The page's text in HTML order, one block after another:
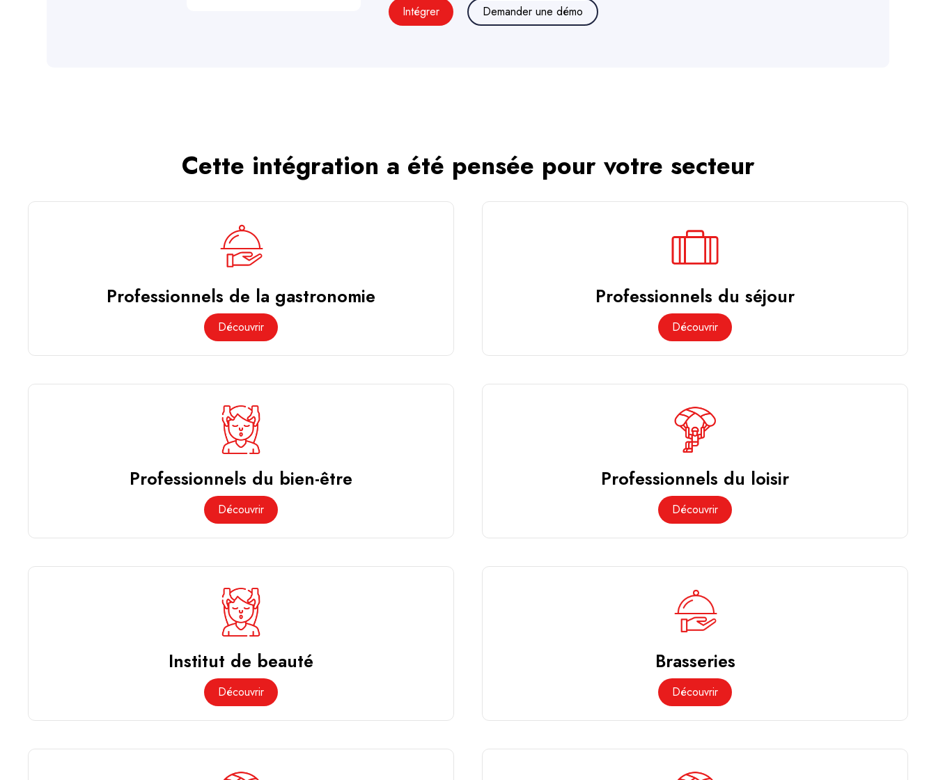
Intégrer Demander une démo
Cette intégration a été pensée pour votre secteur
Professionnels de la gastronomie
Découvrir
Professionnels du séjour
Découvrir
Professionnels du bien-être
Découvrir
Professionnels du loisir
Découvrir
Institut de beauté
Découvrir
Brasseries
Découvrir